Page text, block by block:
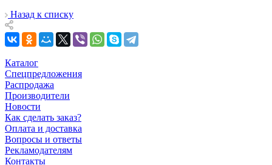
Назад к списку
Каталог
Спецпредложения
Распродажа
Производители
Новости
Как сделать заказ?
Оплата и доставка
Вопросы и ответы
Рекламодателям
Контакты